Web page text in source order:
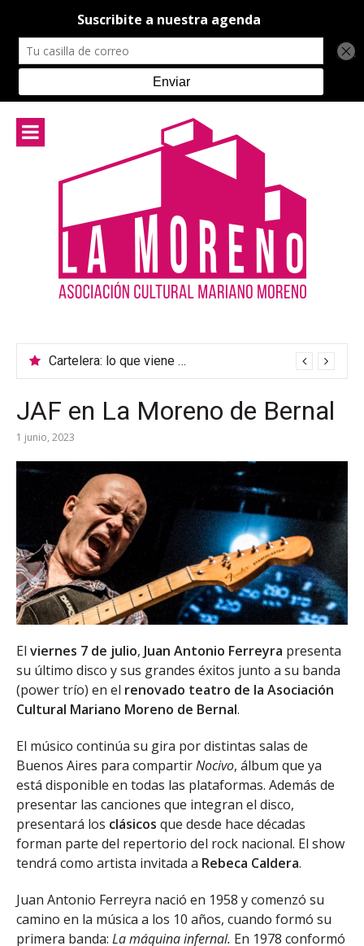
contenido
Cartelera: lo que viene en el teatro de La Moreno
JAF en La Moreno de Bernal
1 junio, 2023
El viernes 7 de julio, Juan Antonio Ferreyra presenta
su último disco y sus grandes éxitos junto a su banda
(power trío) en el renovado teatro de la Asociación
Cultural Mariano Moreno de Bernal.
El músico continúa su gira por distintas salas de
Buenos Aires para compartirNocivo, álbum que ya
está disponible en todas las plataformas. Además de
presentar las canciones que integran el disco,
presentará los clásicos que desde hace décadas
forman parte del repertorio del rock nacional. El show
tendrá como artista invitada a Rebeca Caldera.
Juan Antonio Ferreyra nació en 1958 y comenzó su
camino en la música a los 10 años, cuando formó su
primera banda: La máquina infernal. En 1978 conformó